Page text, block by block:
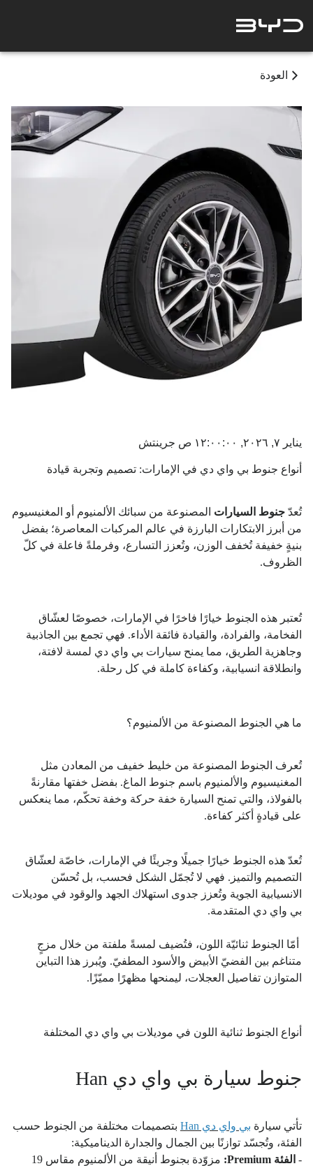
العودة
يناير ٧, ٢٠٢٦, ١٢:٠٠:٠٠ ص جرينتش
أنواع جنوط بي واي دي في الإمارات: تصميم وتجربة قيادة
تُعدّ جنوط السيارات المصنوعة من سبائك الألمنيوم أو المغنيسيوم
من أبرز الابتكارات البارزة في عالم المركبات المعاصرة؛ بفضل
بنيةٍ خفيفة تُخفف الوزن، وتُعزز التسارع، وفرملةً فاعلة في كلّ
الظروف.
تُعتبر هذه الجنوط خيارًا فاخرًا في الإمارات، خصوصًا لعشّاق
الفخامة، والفرادة، والقيادة فائقة الأداء. فهي تجمع بين الجاذبية
وجاهزية الطريق، مما يمنح سيارات بي واي دي لمسة لافتة،
وانطلاقة انسيابية، وكفاءة كاملة في كل رحلة.
ما هي الجنوط المصنوعة من الألمنيوم؟
تُعرف الجنوط المصنوعة من خليط خفيف من المعادن مثل
المغنيسيوم والألمنيوم باسم جنوط الماغ. بفضل خفتها مقارنةً
بالفولاذ، والتي تمنح السيارة خفة حركة وخفة تحكّم، مما ينعكس
على قيادةٍ أكثر كفاءة.
تُعدّ هذه الجنوط خيارًا جميلًا وجريئًا في الإمارات، خاصّة لعشّاق
التصميم والتميز. فهي لا تُجمّل الشكل فحسب، بل تُحسّن
الانسيابية الجوية وتُعزز جدوى استهلاك الجهد والوقود في موديلات
بي واي دي المتقدمة.
أمّا الجنوط ثنائيّة اللون، فتُضيف لمسةً ملفتة من خلال مزجٍ
متناغم بين الفضيّ الأبيض والأسود المطفيّ. ويُبرز هذا التباين
المتوازن تفاصيل العجلات، ليمنحها مظهرًا مميّزًا.
أنواع الجنوط ثنائية اللون في موديلات بي واي دي المختلفة
جنوط سيارة بي واي دي Han
تأتي سيارة بي واي دي Han
بتصميمات مختلفة من الجنوط حسب
الفئة، وتُجسّد توازنًا بين الجمال والجدارة الديناميكية:
- الفئة Premium:
مزوّدة بجنوط أنيقة من الألمنيوم مقاس 19